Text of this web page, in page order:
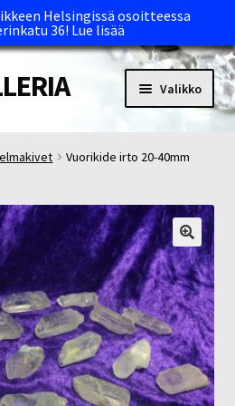
Helsingissä osoitteessa
36! Lue lisää
Valikko
Vuorikide irto 20-40mm